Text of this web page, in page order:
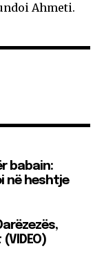
Ahmeti.
babain:
në heshtje